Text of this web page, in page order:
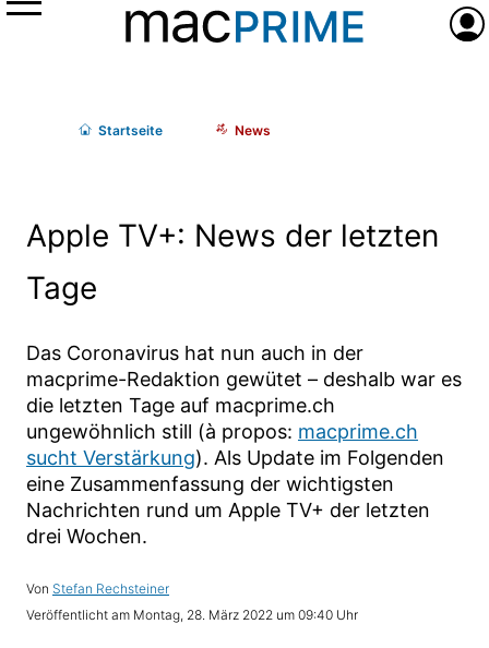
Menü
Startseite News
Apple TV+: News der letzten
Tage
Das Coronavirus hat nun auch in der
macprime-Redaktion gewütet – deshalb war es
die letzten Tage auf macprime.ch
ungewöhnlich still (à propos: macprime.ch
sucht Verstärkung). Als Update im Folgenden
eine Zusammenfassung der wichtigsten
Nachrichten rund um Apple TV+ der letzten
drei Wochen.
Stefan Rechsteiner
Montag, 28. März 2022 um 09:40 Uhr